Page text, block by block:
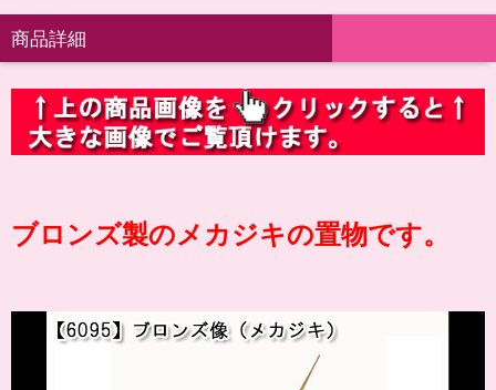
商品詳細
ブロンズ製のメカジキの置物です。